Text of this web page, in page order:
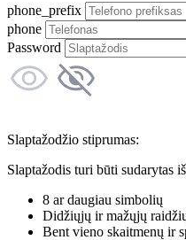
phone_prefix
phone
Password
Slaptažodžio stiprumas:
Slaptažodis turi būti sudarytas
8 ar daugiau simbolių
Didžiųjų ir mažųjų
Bent vieno skaitmenų ir